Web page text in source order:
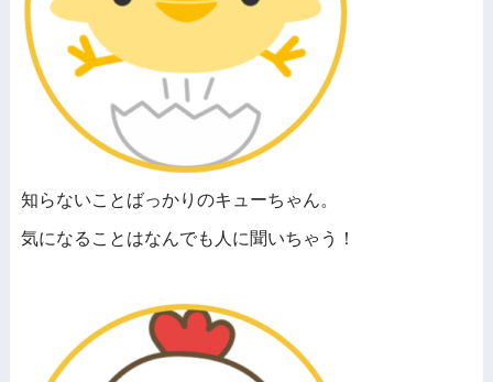
知らないことばっかりのキューちゃん。
気になることはなんでも人に聞いちゃう！